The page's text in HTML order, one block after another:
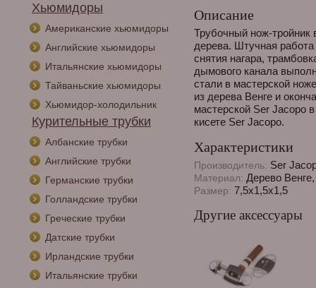
Хьюмидоры
Американские хьюмидоры
Английские хьюмидоры
Итальянские хьюмидоры
Тайваньские хьюмидоры
Хьюмидор-холодильник
Курительные трубки
Албанские трубки
Английские трубки
Германские трубки
Голландские трубки
Греческие трубки
Датские трубки
Ирландские трубки
Итальянские трубки
Описание
Трубочный нож-тройник
дерева. Штучная
снятия нагара,
дымового канала
стали в мастерской
из дерева Венге и
мастерской Ser Jacopo
кисете Ser Jacopo.
Характеристики
Производитель: Ser
Материал: Дерево
Размер: 7,5х1,5х1,5
Другие аксессуары